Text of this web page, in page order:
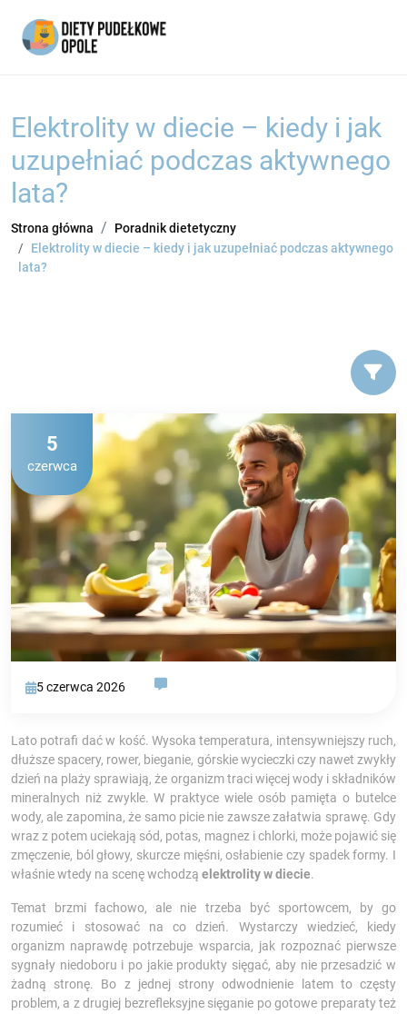
Elektrolity w diecie – kiedy i jak
uzupełniać podczas aktywnego
lata?
Strona główna
Poradnik dietetyczny
Elektrolity w diecie – kiedy i jak uzupełniać podczas aktywnego
lata?
5 czerwca 2026
5
czerwca
Lato potrafi dać w kość. Wysoka temperatura, intensywniejszy ruch,
dłuższe spacery, rower, bieganie, górskie wycieczki czy nawet zwykły
dzień na plaży sprawiają, że organizm traci więcej wody i składników
mineralnych niż zwykle. W praktyce wiele osób pamięta o butelce
wody, ale zapomina, że samo picie nie zawsze załatwia sprawę. Gdy
wraz z potem uciekają sód, potas, magnez i chlorki, może pojawić się
zmęczenie, ból głowy, skurcze mięśni, osłabienie czy spadek formy. I
właśnie wtedy na scenę wchodzą elektrolity w diecie.
Temat brzmi fachowo, ale nie trzeba być sportowcem, by go
rozumieć i stosować na co dzień. Wystarczy wiedzieć, kiedy
organizm naprawdę potrzebuje wsparcia, jak rozpoznać pierwsze
sygnały niedoboru i po jakie produkty sięgać, aby nie przesadzić w
żadną stronę. Bo z jednej strony odwodnienie latem to częsty
problem, a z drugiej bezrefleksyjne sięganie po gotowe preparaty też